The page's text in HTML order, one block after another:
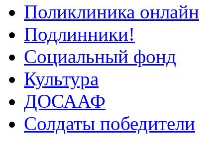
Поликлиника онлайн
Подлинники!
Социальный фонд
Культура
ДОСААФ
Солдаты победители